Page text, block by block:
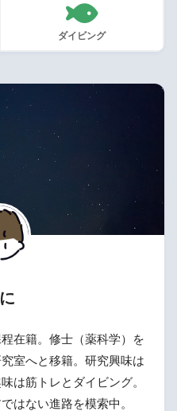
ダイビング
在籍。修士（薬科学）を
室へと移籍。研究興味は
は筋トレとダイビング。
はない進路を模索中。